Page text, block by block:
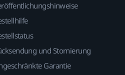
und Stornierung
Garantie